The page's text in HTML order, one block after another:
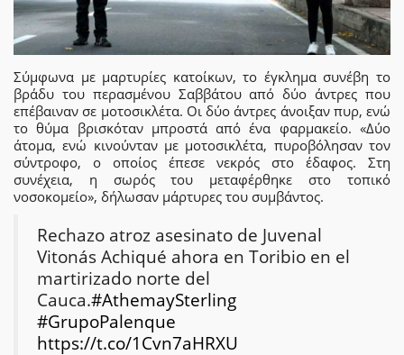
Σύμφωνα με μαρτυρίες κατοίκων, το έγκλημα συνέβη το
βράδυ του περασμένου Σαββάτου από δύο άντρες που
επέβαιναν σε μοτοσικλέτα. Οι δύο άντρες άνοιξαν πυρ, ενώ
το θύμα βρισκόταν μπροστά από ένα φαρμακείο. «Δύο
άτομα, ενώ κινούνταν με μοτοσικλέτα, πυροβόλησαν τον
σύντροφο, ο οποίος έπεσε νεκρός στο έδαφος. Στη
συνέχεια, η σωρός του μεταφέρθηκε στο τοπικό
νοσοκομείο», δήλωσαν μάρτυρες του συμβάντος.
Rechazo atroz asesinato de Juvenal
Vitonás Achiqué ahora en Toribio en el
martirizado norte del
Cauca.#AthemaySterling
#GrupoPalenque
https://t.co/1Cvn7aHRXU